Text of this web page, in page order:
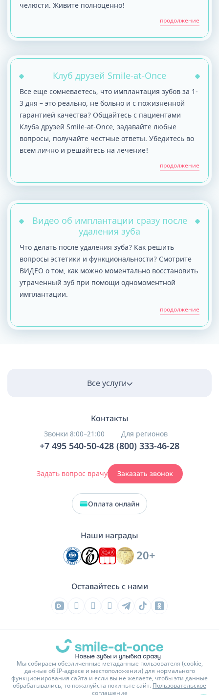
челюсти. Живите полноценно!
продолжение
Клуб друзей Smile-at-Once
Все еще сомневаетесь, что имплантация зубов за 1-
3 дня – это реально, не больно и с пожизненной
гарантией качества? Общайтесь с пациентами
Клуба друзей Smile-at-Once, задавайте любые
вопросы, получайте честные ответы. Убедитесь во
всем лично и решайтесь на лечение!
продолжение
Видео об имплантации сразу после
удаления зуба
Что делать после удаления зуба? Как решить
вопросы эстетики и функциональности? Смотрите
ВИДЕО о том, как можно моментально восстановить
утраченный зуб при помощи одномоментной
имплантации.
продолжение
Все услуги
Контакты
Звонки 8:00–21:00
+7 495 540-50-42
Для регионов
8 (800) 333-46-28
Задать вопрос врачу Заказать звонок
Оплата онлайн
Наши награды
20+
Оставайтесь с нами
Мы собираем обезличенные метаданные пользователя (cookie,
данные об IP-адресе и местоположении) для нормального
функционирования сайта и если вы не желаете, чтобы эти данные
обрабатывались, то пожалуйста покиньте сайт. Пользовательское
соглашение